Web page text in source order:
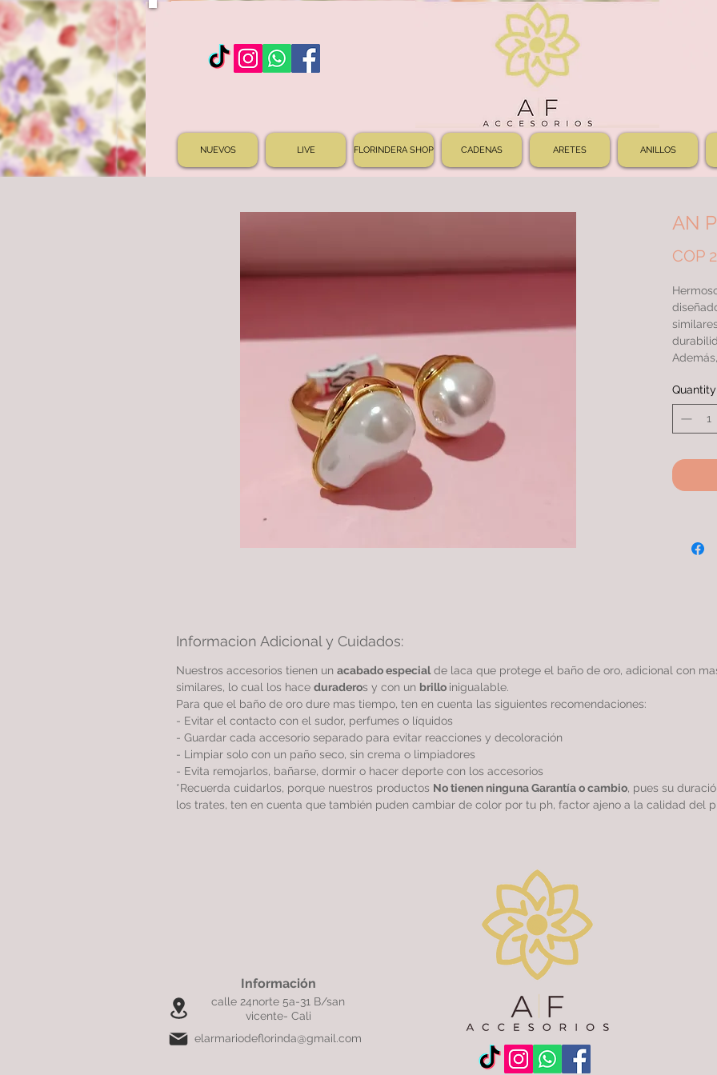
NUEVOS LIVE FLORINDERA SHOP CADENAS ARETES ANILLOS
AN
COP
con
ANILLO
baño
Quantity
Informacion Adicional y Cuidados:
Nuestros accesorios tienen un acabado especialde laca que protege el baño de oro, adicional con
similares, lo cual los hace duraderos y con un brillo inigualable.
Para que el baño de oro dure mas tiempo, ten en cuenta las siguientes recomendaciones:
- Evitar el contacto con el sudor, perfumes o líquidos
- Guardar cada accesorio separado para evitar reacciones y decoloración
- Limpiar solo con un paño seco, sin crema o limpiadores
- Evita remojarlos, bañarse, dormir o hacer deporte con los accesorios
*Recuerda cuidarlos, porque nuestros productos No tienen ninguna Garantía o cambio, pues su
los trates, ten en cuenta que también puden cambiar de color por tu ph, factor ajeno a la calidad del
Información
calle 24norte 5a-31 B/san
vicente- Cali
elarmariodeflorinda@gmail.com